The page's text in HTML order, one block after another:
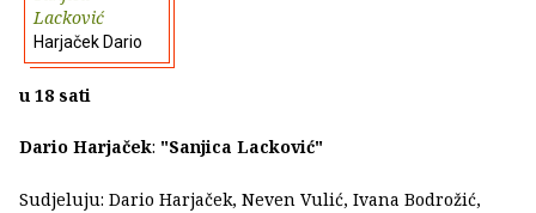
Lacković
Harjaček Dario
u 18 sati
Dario Harjaček: "Sanjica Lacković"
Sudjeluju: Dario Harjaček, Neven Vulić, Ivana Bodrožić,